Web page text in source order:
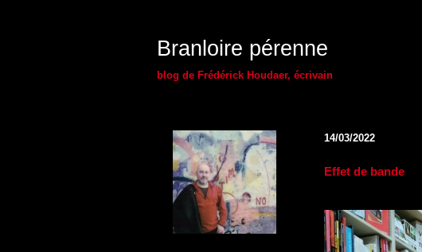
Branloire pérenne
blog de Frédérick Houdaer, écrivain
14/03/2022
Effet de bande